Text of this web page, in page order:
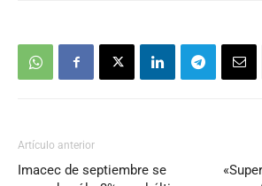
Artículo anterior
Imacec de septiembre se